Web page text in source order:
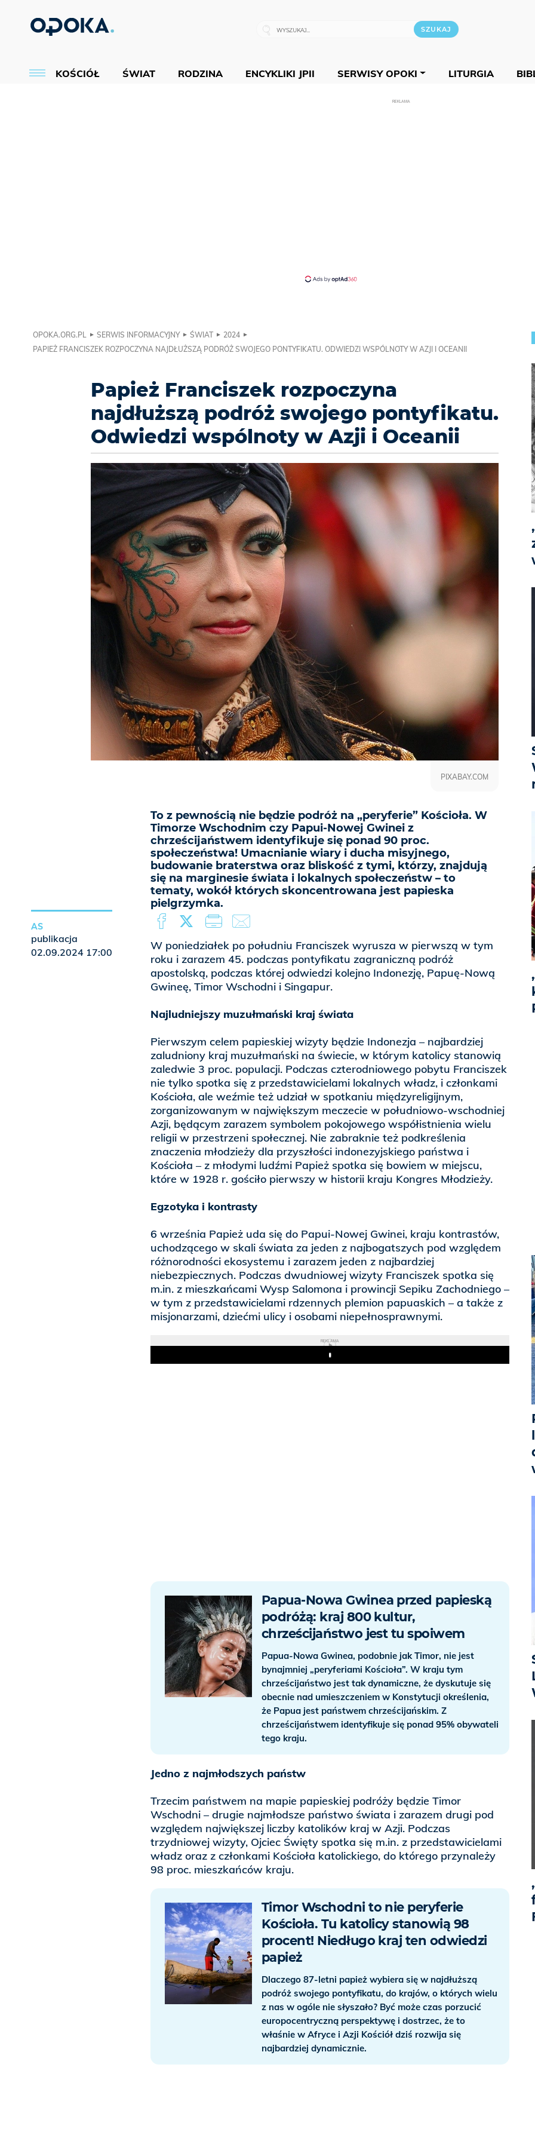
KOŚCIÓŁ ŚWIAT RODZINA ENCYKLIKI JPII SERWISY OPOKI LITURGIA
REKLAMA
OPOKA.ORG.PL SERWIS INFORMACYJNY ŚWIAT
2024
PAPIEŻ FRANCISZEK ROZPOCZYNA NAJDŁUŻSZĄ PODRÓŻ SWOJEGO PONTYFIKATU. ODWIEDZI WSPÓLNOTY W AZJI I OCEANII
Papież Franciszek rozpoczyna
najdłuższą podróż swojego pontyfikatu.
Odwiedzi wspólnoty w Azji i Oceanii
To z pewnością nie będzie podróż na „peryferie” Kościoła. W
Timorze Wschodnim czy Papui-Nowej Gwinei z
chrześcijaństwem identyfikuje się ponad 90 proc.
społeczeństwa! Umacnianie wiary i ducha misyjnego,
budowanie braterstwa oraz bliskość z tymi, którzy, znajdują
się na marginesie świata i lokalnych społeczeństw – to
tematy, wokół których skoncentrowana jest papieska
pielgrzymka.
PIXABAY.COM
W poniedziałek po południu Franciszek wyrusza w pierwszą w tym
roku i zarazem 45. podczas pontyfikatu zagraniczną podróż
apostolską, podczas której odwiedzi kolejno Indonezję, Papuę-Nową
Gwineę, Timor Wschodni i Singapur.
Najludniejszy muzułmański kraj świata
Pierwszym celem papieskiej wizyty będzie Indonezja – najbardziej
zaludniony kraj muzułmański na świecie, w którym katolicy stanowią
zaledwie 3 proc. populacji. Podczas czterodniowego pobytu Franciszek
nie tylko spotka się z przedstawicielami lokalnych władz, i członkami
Kościoła, ale weźmie też udział w spotkaniu międzyreligijnym,
zorganizowanym w największym meczecie w południowo-wschodniej
Azji, będącym zarazem symbolem pokojowego współistnienia wielu
religii w przestrzeni społecznej. Nie zabraknie też podkreślenia
znaczenia młodzieży dla przyszłości indonezyjskiego państwa i
Kościoła – z młodymi ludźmi Papież spotka się bowiem w miejscu,
które w 1928 r. gościło pierwszy w historii kraju Kongres Młodzieży.
Egzotyka i kontrasty
6 września Papież uda się do Papui-Nowej Gwinei, kraju kontrastów,
uchodzącego w skali świata za jeden z najbogatszych pod względem
różnorodności ekosystemu i zarazem jeden z najbardziej
niebezpiecznych. Podczas dwudniowej wizyty Franciszek spotka się
m.in. z mieszkańcami Wysp Salomona i prowincji Sepiku Zachodniego –
w tym z przedstawicielami rdzennych plemion papuaskich – a także z
misjonarzami, dziećmi ulicy i osobami niepełnosprawnymi.
REKLAMA
Play
Papua-Nowa Gwinea przed papieską
podróżą: kraj 800 kultur,
chrześcijaństwo jest tu spoiwem
Papua-Nowa Gwinea, podobnie jak Timor, nie jest
bynajmniej „peryferiami Kościoła”. W kraju tym
chrześcijaństwo jest tak dynamiczne, że dyskutuje się
obecnie nad umieszczeniem w Konstytucji określenia,
że Papua jest państwem chrześcijańskim. Z
chrześcijaństwem identyfikuje się ponad 95% obywateli
tego kraju.
Jedno z najmłodszych państw
Trzecim państwem na mapie papieskiej podróży będzie Timor
Wschodni – drugie najmłodsze państwo świata i zarazem drugi pod
względem największej liczby katolików kraj w Azji. Podczas
trzydniowej wizyty, Ojciec Święty spotka się m.in. z przedstawicielami
władz oraz z członkami Kościoła katolickiego, do którego przynależy
98 proc. mieszkańców kraju.
Timor Wschodni to nie peryferie
Kościoła. Tu katolicy stanowią 98
procent! Niedługo kraj ten odwiedzi
papież
Dlaczego 87-letni papież wybiera się w najdłuższą
podróż swojego pontyfikatu, do krajów, o których wielu
z nas w ogóle nie słyszało? Być może czas porzucić
europocentryczną perspektywę i dostrzec, że to
właśnie w Afryce i Azji Kościół dziś rozwija się
najbardziej dynamicznie.
AS
publikacja
02.09.2024 17:00